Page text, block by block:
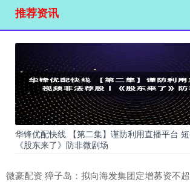
推荐资讯
华锋优配快线 【第二集】谨防利用直播平台 短
《股东来了》防非微剧场
微豪配资 獐子岛：拟向海发集团定增募资不